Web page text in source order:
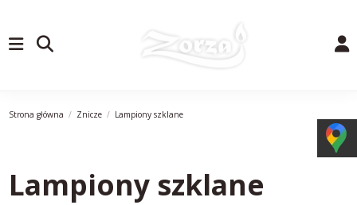
Strona główna Znicze Lampiony szklane
Lampiony szklane